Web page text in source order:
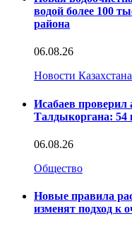
водой более 100
района
06.08.26
Новости Казахстана
Исабаев проверил
Талдыкоргана: 54
06.08.26
Общество
Новые правила
изменят подход к